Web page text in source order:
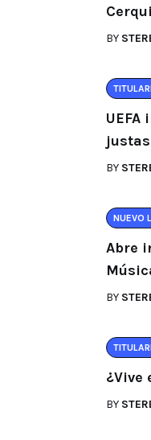
BY
BY
NUEVO
Abre
BY
¿Vive
BY